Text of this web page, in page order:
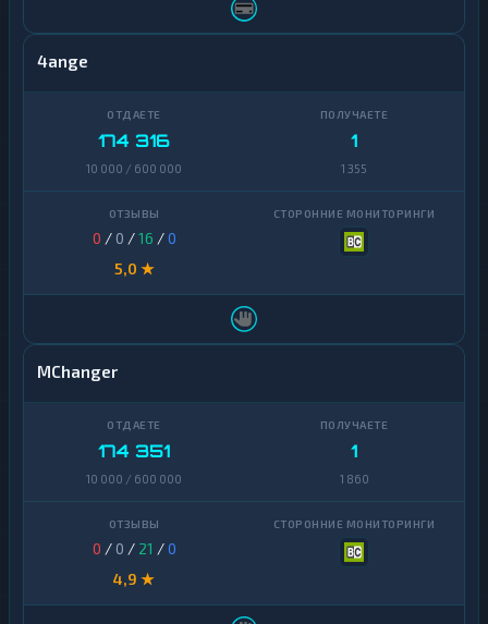
4ange
174 316
10 000 / 600 000
1
1 355
0 / 0 /16 /0
5,0 ★
MChanger
174 351
10 000 / 600 000
1
1 860
0 / 0 / 21 /0
4,9 ★